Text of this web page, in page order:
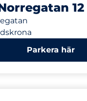
12
Parkera här